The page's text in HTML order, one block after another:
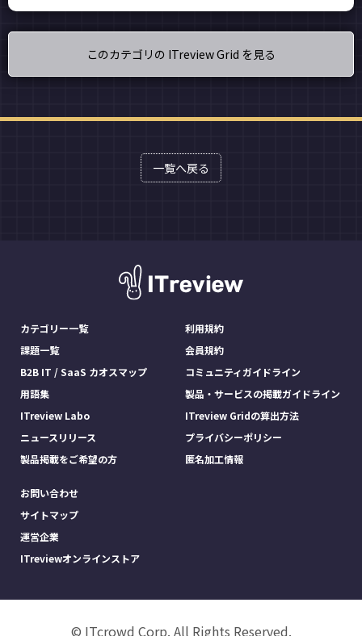
このカテゴリの ITreview Grid を見る
一覧へ戻る
カテゴリー一覧
課題一覧
B2B IT / SaaS カオスマップ
用語集
ITreview Labo
ニュースリリース
製品掲載をご希望の方
利用規約
会員規約
コミュニティガイドライン
製品・サービスの掲載ガイドライン
ITreview Gridの算出方法
プライバシーポリシー
匿名加工情報
お問い合わせ
サイトマップ
運営企業
ITreviewオンラインストア
© ITcrowd Corp. All Rights Reserved.